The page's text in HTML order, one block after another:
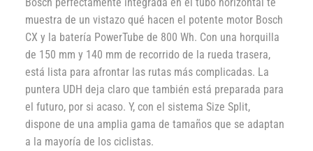
muestra de un vistazo qué hacen el potente motor Bosch
CX y la batería PowerTube de 800 Wh. Con una horquilla
de 150 mm y 140 mm de recorrido de la rueda trasera,
está lista para afrontar las rutas más complicadas. La
puntera UDH deja claro que también está preparada para
el futuro, por si acaso. Y, con el sistema Size Split,
dispone de una amplia gama de tamaños que se adaptan
a la mayoría de los ciclistas.